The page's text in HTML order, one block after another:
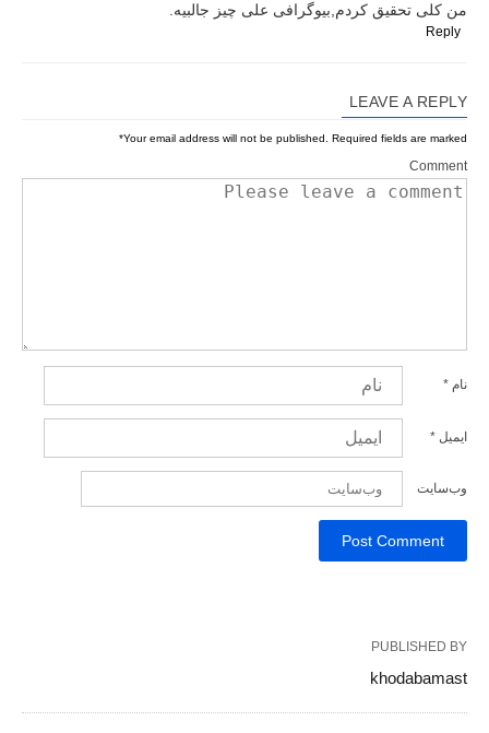
من کلی تحقیق کردم,بیوگرافی علی چیز جالبیه.
Reply
LEAVE A REPLY
Your email address will not be published. Required fields are marked
*
Comment
نام *
ایمیل *
وب‌سایت
PUBLISHED BY
khodabamast